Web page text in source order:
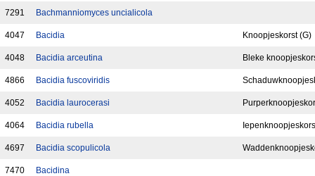
7291 Bachmanniomyces uncialicola
4047 Bacidia Knoopjeskorst (G)
4048 Bacidia arceutina Bleke
4866 Bacidia fuscoviridis
4052 Bacidia laurocerasi
4064 Bacidia rubella
4697 Bacidia scopulicola
7470 Bacidina